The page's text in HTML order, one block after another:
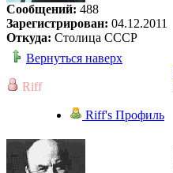
Сообщений: 488
Зарегистрирован: 04.12.2011
Откуда: Столица СССР
Вернуться наверх
Riff
Riff's Профиль